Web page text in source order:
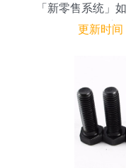
「新零售系统」
这
更新时间